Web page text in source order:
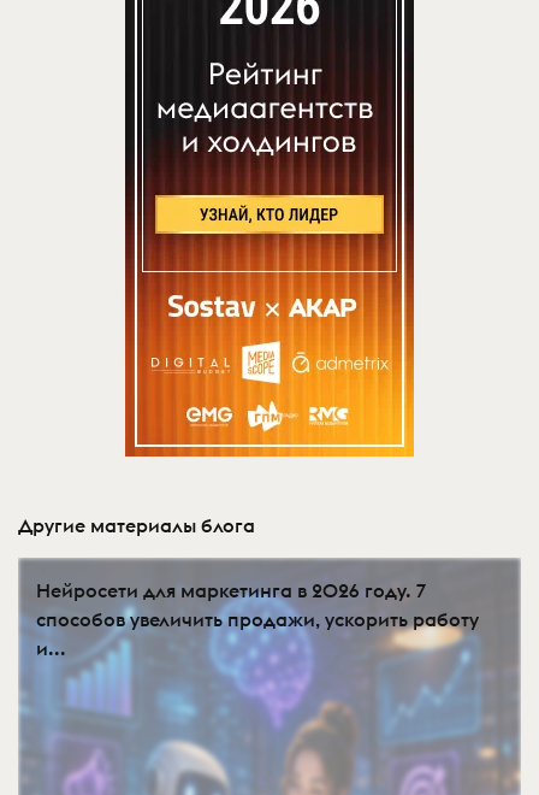
Другие материалы блога
Нейросети для маркетинга в 2026 году. 7
способов увеличить продажи, ускорить работу
и...